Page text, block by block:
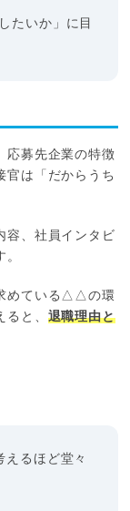
たいか」に目
応募先企業の特徴
官は「だからうち
容、社員インタビ
めている△△の環
と、 退職理由と
るほど堂々